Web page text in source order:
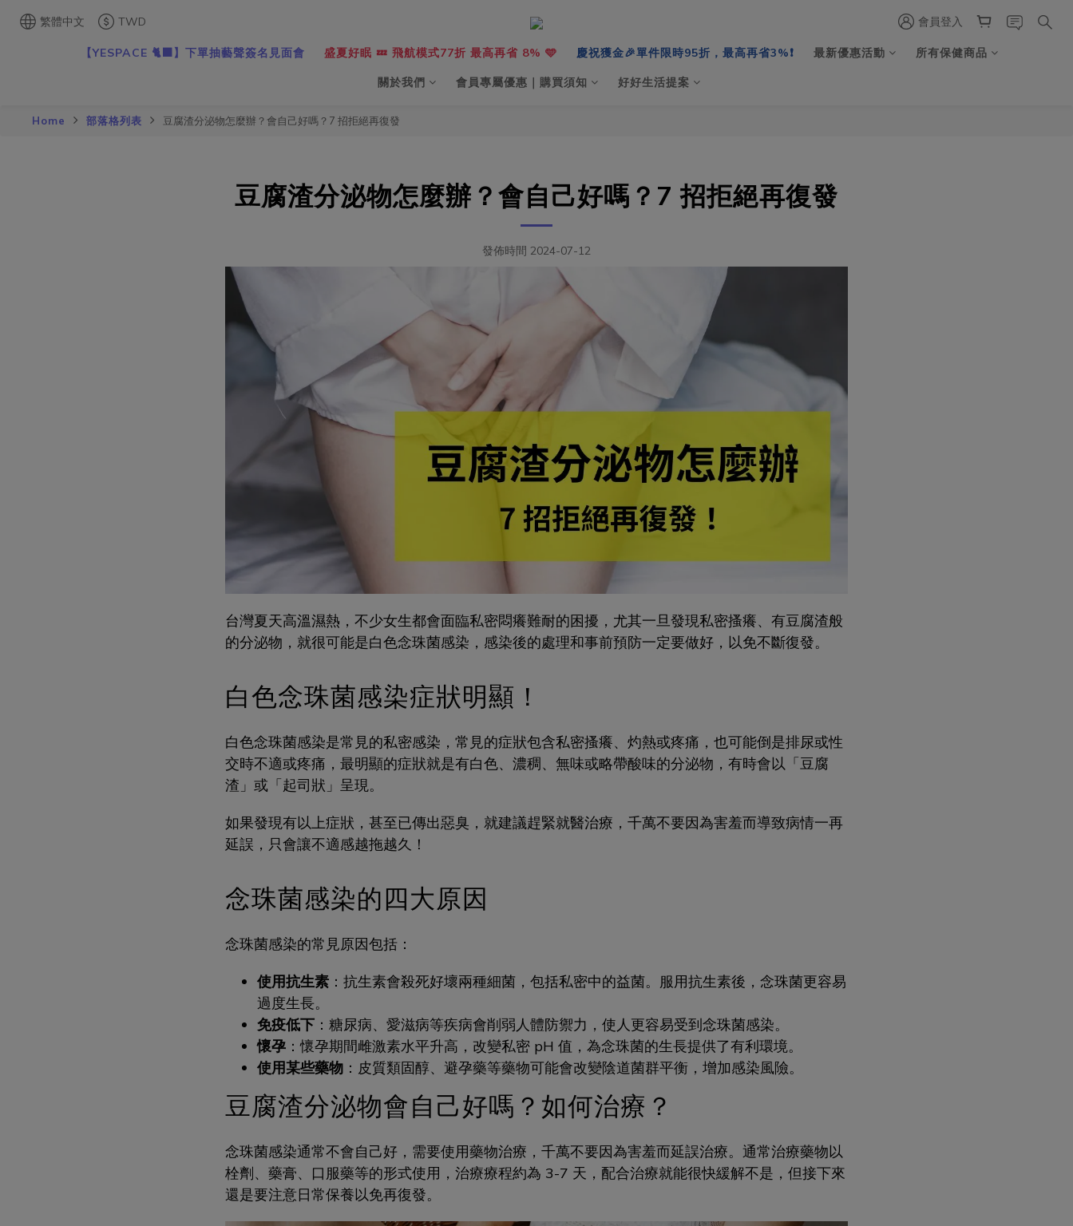
繁體中文 TWD 會員登入
【YESPACE 🐈‍⬛】下單抽藝聲簽名見面會 盛夏好眠 💤 飛航模式77折 最高再省 8% 🩵 慶祝獲金🎉單件限時95折，最高再省3%❗️ 最新優惠活動 所有保健商品
關於我們 會員專屬優惠｜購買須知 好好生活提案
Home 部落格列表 豆腐渣分泌物怎麼辦？會自己好嗎？7 招拒絕再復發
豆腐渣分泌物怎麼辦？會自己好嗎？7 招拒絕再復發
發佈時間 2024-07-12
台灣夏天高溫濕熱，不少女生都會面臨私密悶癢難耐的困擾，尤其一旦發現私密搔癢、有豆腐渣般
的分泌物，就很可能是白色念珠菌感染，感染後的處理和事前預防一定要做好，以免不斷復發。
白色念珠菌感染症狀明顯！
白色念珠菌感染是常見的私密感染，常見的症狀包含私密搔癢、灼熱或疼痛，也可能倒是排尿或性
交時不適或疼痛，最明顯的症狀就是有白色、濃稠、無味或略帶酸味的分泌物，有時會以「豆腐
渣」或「起司狀」呈現。
如果發現有以上症狀，甚至已傳出惡臭，就建議趕緊就醫治療，千萬不要因為害羞而導致病情一再
延誤，只會讓不適感越拖越久！
念珠菌感染的四大原因
念珠菌感染的常見原因包括：
使用抗生素 ：抗生素會殺死好壞兩種細菌，包括私密中的益菌。服用抗生素後，念珠菌更容易
過度生長。
免疫低下 ：糖尿病、愛滋病等疾病會削弱人體防禦力，使人更容易受到念珠菌感染。
懷孕 ：懷孕期間雌激素水平升高，改變私密 pH 值，為念珠菌的生長提供了有利環境。
使用某些藥物 ：皮質類固醇、避孕藥等藥物可能會改變陰道菌群平衡，增加感染風險。
豆腐渣分泌物會自己好嗎？如何治療？
念珠菌感染通常不會自己好，需要使用藥物治療，千萬不要因為害羞而延誤治療。通常治療藥物以
栓劑、藥膏、口服藥等的形式使用，治療療程約為 3-7 天，配合治療就能很快緩解不是，但接下來
還是要注意日常保養以免再復發。